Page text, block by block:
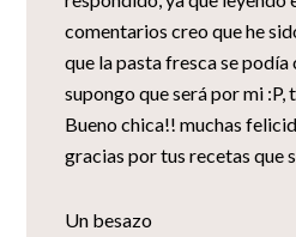
comentarios creo que he
que la pasta fresca se podía
supongo que será por mi :P,
Bueno chica!! muchas
gracias por tus recetas que
Un besazo